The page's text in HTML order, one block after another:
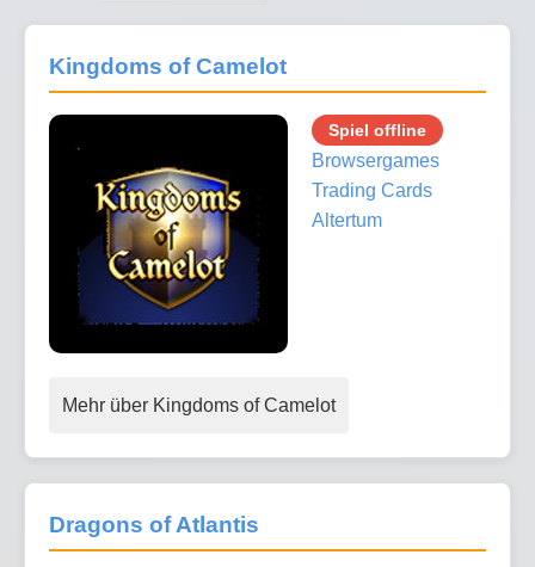
Kingdoms of Camelot
Spiel offline
Browsergames
Trading Cards
Altertum
Mehr über Kingdoms of Camelot
Dragons of Atlantis